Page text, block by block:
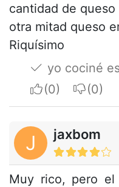
cantidad de
otra mitad queso
Riquísimo
yo cociné
I apreciate
I do
J jaxbom
Muy rico, pero